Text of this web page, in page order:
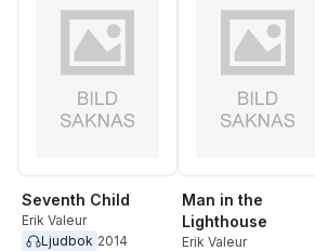
Seventh Child
Erik Valeur
Ljudbok 2014
Man in the
Lighthouse
Erik Valeur